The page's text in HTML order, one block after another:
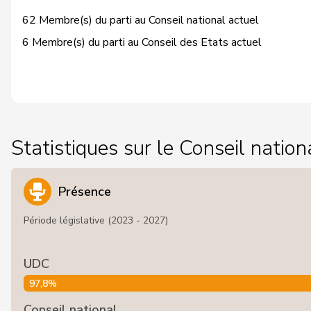
62 Membre(s) du parti au Conseil national actuel
6 Membre(s) du parti au Conseil des Etats actuel
Statistiques sur le Conseil
Présence
Période législative (2023 - 2027)
UDC
97,8%